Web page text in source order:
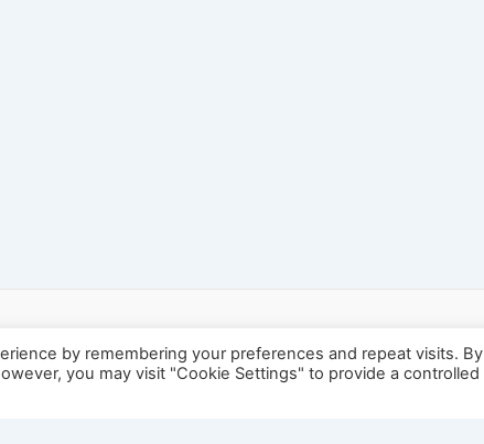
by remembering your preferences and repeat visits. By
you may visit "Cookie Settings" to provide a controlled